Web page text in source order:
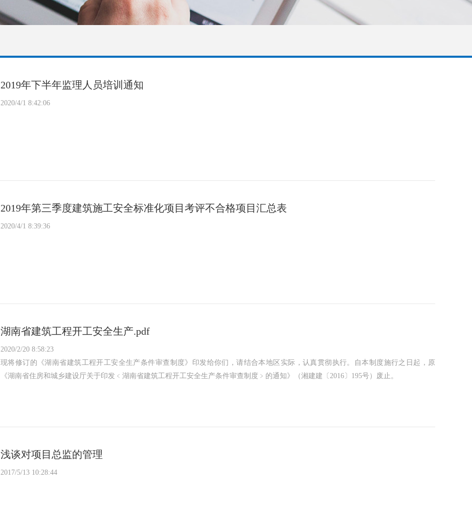
2019年下半年监理人员培训通知
2020/4/1 8:42:06
2019年第三季度建筑施工安全标准化项目考评不合格项目汇总表
2020/4/1 8:39:36
湖南省建筑工程开工安全生产.pdf
2020/2/20 8:58:23
现将修订的《湖南省建筑工程开工安全生产条件审查制度》印发给你们，请结合本地区实际，认真贯彻执行。自本制度施行之日起，原
《湖南省住房和城乡建设厅关于印发﹤湖南省建筑工程开工安全生产条件审查制度﹥的通知》（湘建建〔2016〕195号）废止。
浅谈对项目总监的管理
2017/5/13 10:28:44